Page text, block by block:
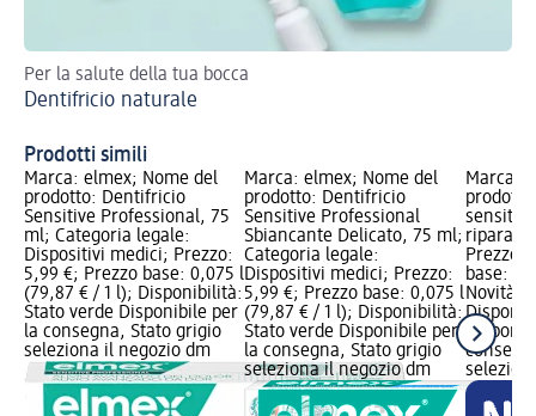
Per la salute della tua bocca
Dentifricio naturale
Prodotti simili
Marca: elmex; Nome del
prodotto: Dentifricio
Sensitive Professional, 75
ml; Categoria legale:
Dispositivi medici; Prezzo:
5,99 €; Prezzo base: 0,075 l
(79,87 € / 1 l); Disponibilità:
Stato verde Disponibile per
la consegna, Stato grigio
seleziona il negozio dm
Marca: elmex; Nome del
prodotto: Dentifricio
Sensitive Professional
Sbiancante Delicato, 75 ml;
Categoria legale:
Dispositivi medici; Prezzo:
5,99 €; Prezzo base: 0,075 l
(79,87 € / 1 l); Disponibilità:
Stato verde Disponibile per
la consegna, Stato grigio
seleziona il negozio dm
Marca:
ripara &
Prezzo:
base:
Novità